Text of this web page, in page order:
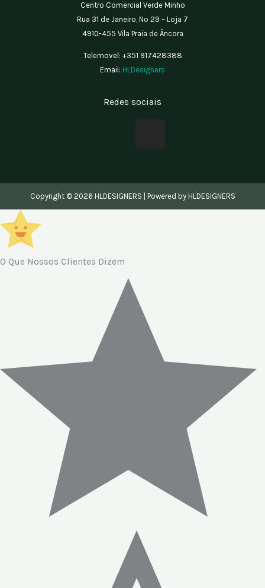
Centro Comercial Verde Minho
Rua 31 de Janeiro, Nº 29 – Loja 7
4910-455 Vila Praia de Âncora
Telemovel: +351 917428388
Email: HLDesigners
Redes sociais
b
o
o
a
g
r
Copyright © 2026 HLDESIGNERS | Powered by HLDESIGNERS
O Que Nossos Clientes Dizem